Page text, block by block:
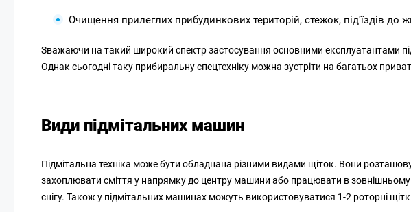
Очищення прилеглих прибудинкових територій, стежок, під'їздів до
Зважаючи на такий широкий спектр застосування основними експлуатантами
Однак сьогодні таку прибиральну спецтехніку можна зустріти на багатьох
Види підмітальних машин
Підмітальна техніка може бути обладнана різними видами щіток. Вони
захоплювати сміття у напрямку до центру машини або працювати в зовнішньому
снігу. Також у підмітальних машинах можуть використовуватися 1-2 роторні